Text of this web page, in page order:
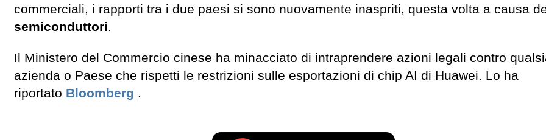
commerciali, i rapporti tra i due paesi si sono nuovamente inaspriti, questa volta a causa
semiconduttori.
Il Ministero del Commercio cinese ha minacciato di intraprendere azioni legali contro
azienda o Paese che rispetti le restrizioni sulle esportazioni di chip AI di Huawei. Lo ha
riportato Bloomberg .